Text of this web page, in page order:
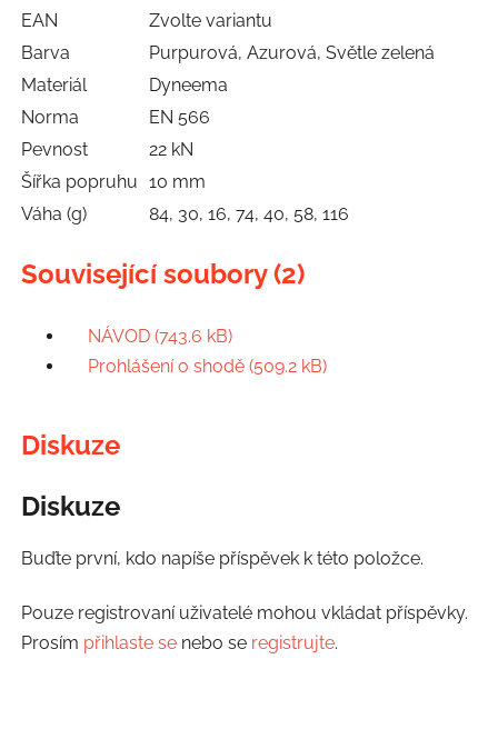
EAN
Zvolte variantu
Barva
Purpurová, Azurová, Světle zelená
Materiál
Dyneema
Norma
EN 566
Pevnost
22 kN
Šířka popruhu 10 mm
Váha (g)
84, 30, 16, 74, 40, 58, 116
Související soubory (2)
NÁVOD (743.6 kB)
Prohlášení o shodě (509.2 kB)
Diskuze
Diskuze
Buďte první, kdo napíše příspěvek k této položce.
Pouze registrovaní uživatelé mohou vkládat příspěvky.
Prosím přihlaste senebo se registrujte.